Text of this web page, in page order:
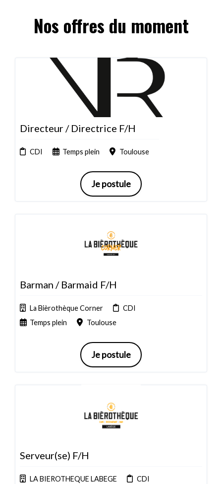
Nos offres du moment
Directeur / Directrice F/H
CDI Temps plein Toulouse
Je postule
Barman / Barmaid F/H
La Bièrothèque Corner
CDI
Temps plein
Toulouse
Je postule
Serveur(se) F/H
LA BIEROTHEQUE LABEGE
CDI